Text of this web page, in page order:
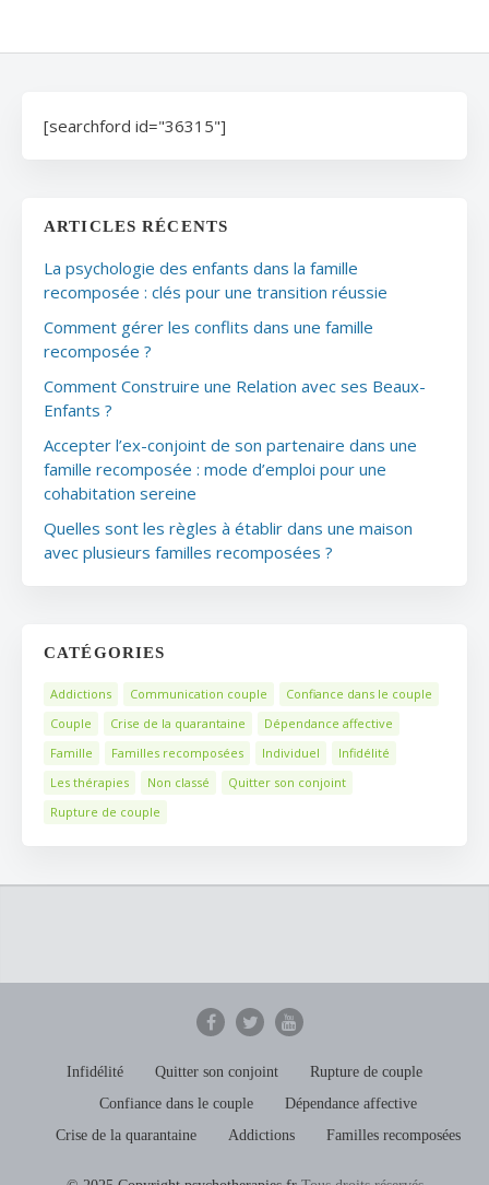
[searchford id="36315"]
ARTICLES RÉCENTS
La psychologie des enfants dans la famille
recomposée : clés pour une transition réussie
Comment gérer les conflits dans une famille
recomposée ?
Comment Construire une Relation avec ses Beaux-
Enfants ?
Accepter l’ex-conjoint de son partenaire dans une
famille recomposée : mode d’emploi pour une
cohabitation sereine
Quelles sont les règles à établir dans une maison
avec plusieurs familles recomposées ?
CATÉGORIES
Addictions Communication couple
Confiance dans le couple
Couple
Crise de la quarantaine
Dépendance affective
Famille
Familles recomposées Individuel
Infidélité
Les thérapies
Non classé
Quitter son conjoint
Rupture de couple
Infidélité Quitter son conjoint
Rupture de couple
Confiance dans le couple
Dépendance affective
Crise de la quarantaine
Addictions Familles recomposées